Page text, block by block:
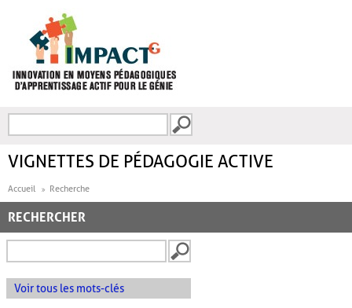
FORMULAIRE DE
VIGNETTES DE PÉDAGOGIE ACTIVE
Accueil Recherche
RECHERCHER
Voir tous les mots-clés